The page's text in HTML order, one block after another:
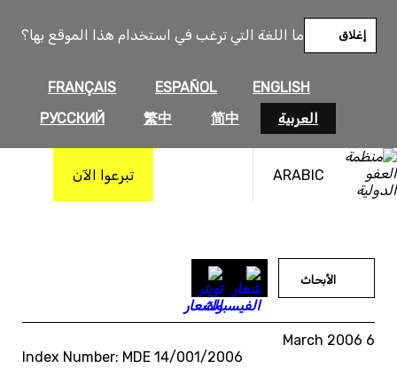
ما اللغة التي ترغب في استخدام هذا الموقع بها؟
ENGLISH
ESPAÑOL
FRANÇAIS
العربية
简中
繁中
РУССКИЙ
إغلاق
ARABIC تبرعوا الآن
المحتوى
الأبحاث
6 March 2006
Index Number: MDE 14/001/2006